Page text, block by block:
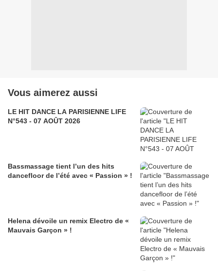
Vous aimerez aussi
LE HIT DANCE LA PARISIENNE LIFE
N°543 - 07 AOÛT 2026
Bassmassage tient l’un des hits
dancefloor de l’été avec « Passion » !
Helena dévoile un remix Electro de «
Mauvais Garçon » !